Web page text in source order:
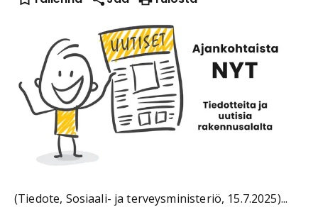
(Tiedote, Sosiaali- ja terveysministeriö, 15.7.2025)...